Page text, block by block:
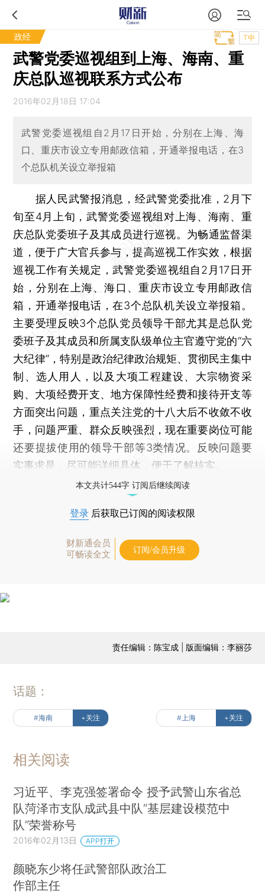
政经 T中
武警党委巡视组到上海、海南、重
庆总队巡视联系方式公布
2016年02月18日 17:04
武警党委巡视组自2月17日开始，分别在上海、海
口、重庆市设立专用邮政信箱，开通举报电话，在3
个总队机关设立举报箱
据人民武警报消息，经武警党委批准，2月下
旬至4月上旬，武警党委巡视组对上海、海南、重
庆总队党委班子及其成员进行巡视。为畅通监督渠
道，便于广大官兵参与，提高巡视工作实效，根据
巡视工作有关规定，武警党委巡视组自2月17日开
始，分别在上海、海口、重庆市设立专用邮政信
箱，开通举报电话，在3个总队机关设立举报箱。
主要受理反映3个总队党员领导干部尤其是总队党
委班子及其成员和所属支队级单位主官遵守党的“六
大纪律”，特别是政治纪律政治规矩、贯彻民主集中
制、选人用人，以及大项工程建设、大宗物资采
购、大项经费开支、地方保障性经费和接待开支等
方面突出问题，重点关注党的十八大后不收敛不收
手，问题严重、群众反映强烈，现在重要岗位可能
还要提拔使用的领导干部等3类情况。反映问题要
实事求是，尽可能详细具体，便于了解核实。
本文共计544字 订阅后继续阅读
登录 后获取已订阅的阅读权限
财新通会员
可畅读全文
订阅/会员升级
责任编辑：陈宝成 | 版面编辑：李丽莎
话题：
#海南 +关注 #上海 +关注
相关阅读
习近平、李克强签署命令 授予武警山东省总
队菏泽市支队成武县中队“基层建设模范中
队”荣誉称号
2016年02月13日 APP打开
颜晓东少将任武警部队政治工
作部主任